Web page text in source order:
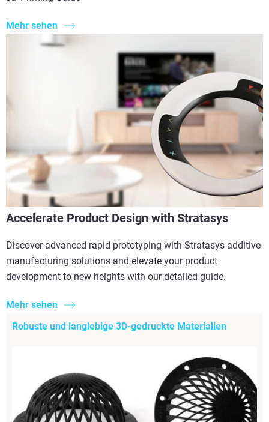
Mehr sehen
Accelerate Product Design with Stratasys
Discover advanced rapid prototyping with Stratasys additive
manufacturing solutions and elevate your product
development to new heights with our detailed guide.
Mehr sehen
Robuste und langlebige 3D-gedruckte Materialien